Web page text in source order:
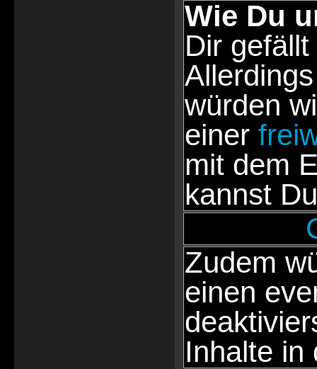
Wie Du
Dir
würden
einer
mit dem
kannst
Zudem
einen
Inhalte in